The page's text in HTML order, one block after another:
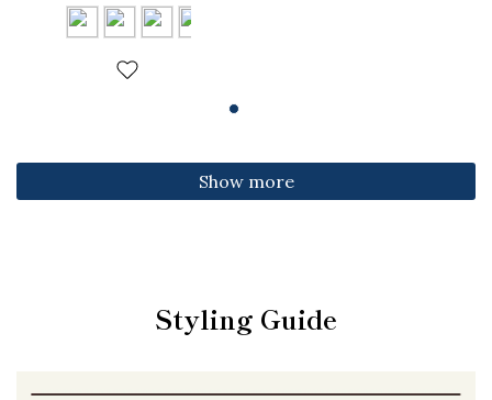
colors【01099501】
in stock+pre-order
Show more
Styling Guide